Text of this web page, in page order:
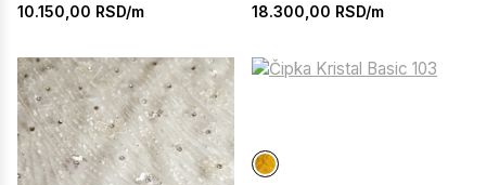
10.150,00 RSD/m 18.300,00 RSD/m